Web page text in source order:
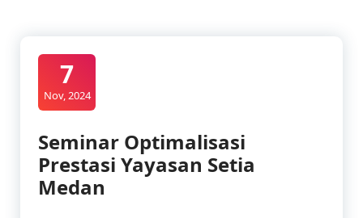
7
Nov, 2024
Seminar Optimalisasi
Prestasi Yayasan Setia
Medan